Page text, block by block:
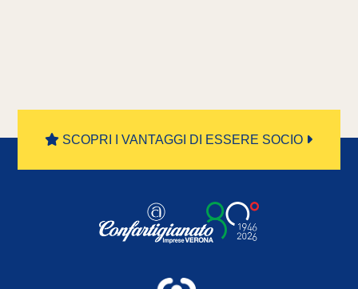
SCOPRI I VANTAGGI DI ESSERE SOCIO